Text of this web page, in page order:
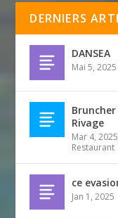
DERNIERS
DANSEA
Mai 5, 2025
Rivage
Mar 4, 2025
Restaurant
ce
Jan 1, 2025